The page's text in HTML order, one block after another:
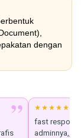
dengan
” ★★★★★
fast respon
adminnya,,